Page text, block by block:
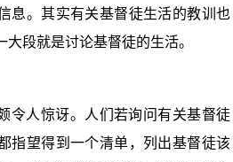
息。其实有关基督徒生活的教训也
段就是讨论基督徒的生活。
令人惊讶。人们若询问有关基督徒
指望得到一个清单，列出基督徒该